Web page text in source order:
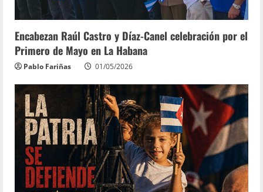
Encabezan Raúl Castro y Díaz-Canel celebración por el
Primero de Mayo en La Habana
Pablo Fariñas 01/05/2026